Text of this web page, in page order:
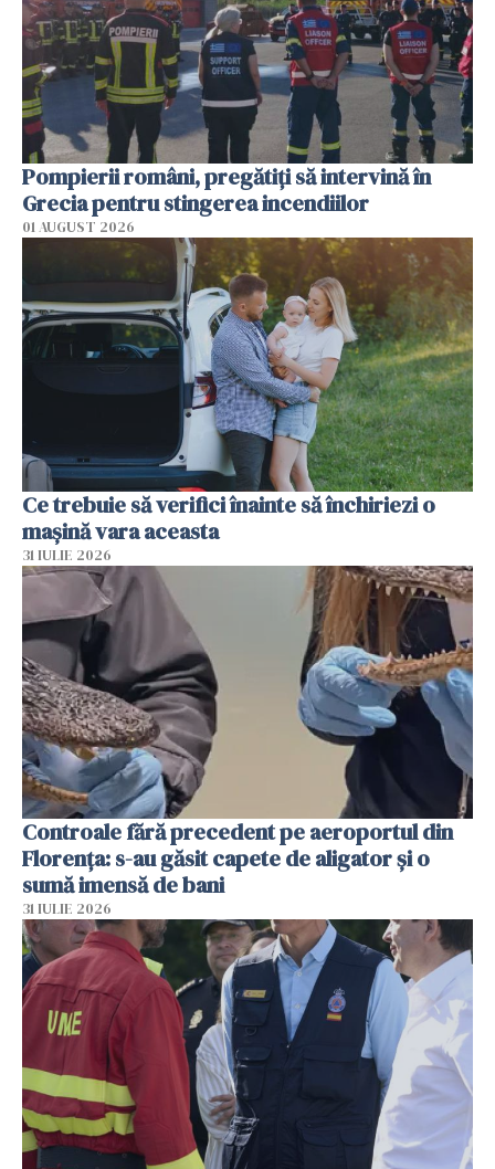
Pompierii români, pregătiţi să intervină în
Grecia pentru stingerea incendiilor
01 AUGUST 2026
Ce trebuie să verifici înainte să închiriezi o
mașină vara aceasta
31 IULIE 2026
Controale fără precedent pe aeroportul din
Florența: s-au găsit capete de aligator și o
sumă imensă de bani
31 IULIE 2026